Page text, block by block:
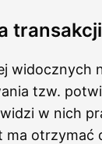
widocznych
tzw.
w nich
ma otrzymać